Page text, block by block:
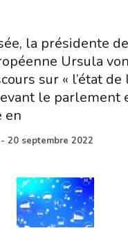
la présidente
Ursula
sur « l’état de
le parlement
en
- 20 septembre 2022